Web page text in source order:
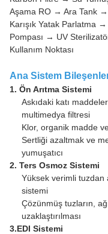
Aşama RO → Ara Tank
Karışık Yatak Parlatma
Pompası → UV
Kullanım Noktası
Ana Sistem
1. Ön Arıtma Sistemi
Askıdaki katı
multimedya filtresi
Klor, organik madde
Sertliği azaltmak ve
yumuşatıcı
2. Ters Osmoz Sistemi
Yüksek verimli tuzdan
sistemi
Çözünmüş tuzların,
uzaklaştırılması
3.EDI Sistemi